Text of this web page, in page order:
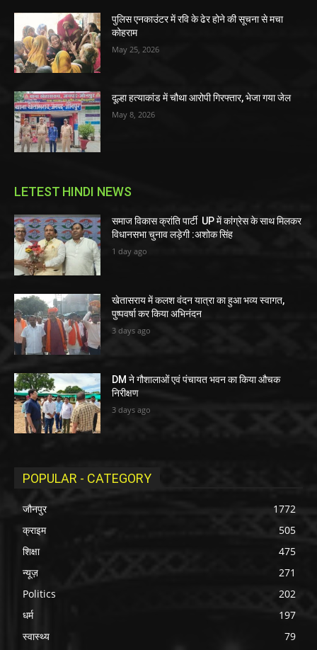
पुलिस एनकाउंटर में रवि के ढेर होने की सूचना से मचा
कोहराम
May 25, 2026
दूल्हा हत्याकांड में चौथा आरोपी गिरफ्तार, भेजा गया जेल
May 8, 2026
LETEST HINDI NEWS
समाज विकास क्रांति पार्टी UP में कांग्रेस के साथ मिलकर
विधानसभा चुनाव लड़ेगी :अशोक सिंह
1 day ago
खेतासराय में कलश वंदन यात्रा का हुआ भव्य स्वागत,
पुष्पवर्षा कर किया अभिनंदन
3 days ago
DM ने गौशालाओं एवं पंचायत भवन का किया औचक
निरीक्षण
3 days ago
POPULAR - CATEGORY
जौनपुर
1772
क्राइम
505
शिक्षा
475
न्यूज़
271
Politics
202
धर्म
197
स्वास्थ्य
79